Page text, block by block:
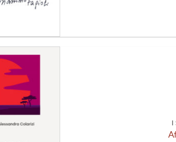
desideri
I